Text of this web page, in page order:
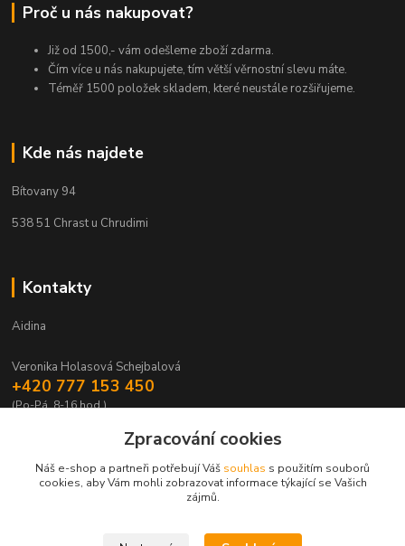
Proč u nás nakupovat?
Již od 1500,- vám odešleme zboží zdarma.
Čím více u nás nakupujete, tím větší věrnostní slevu máte.
Téměř 1500 položek skladem, které neustále rozšiřujeme.
Kde nás najdete
Bítovany 94
538 51 Chrast u Chrudimi
Kontakty
Aidina
Veronika Holasová Schejbalová
+420 777 153 450
(Po-Pá, 8-16 hod.)
eshop@aidina.czZpracování cookies
Náš e-shop a partneři potřebují Váš souhlas s použitím souborů
cookies, aby Vám mohli zobrazovat informace týkající se Vašich
zájmů.